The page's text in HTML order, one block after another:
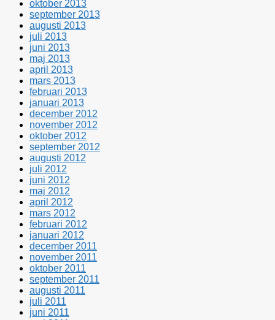
oktober 2013
september 2013
augusti 2013
juli 2013
juni 2013
maj 2013
april 2013
mars 2013
februari 2013
januari 2013
december 2012
november 2012
oktober 2012
september 2012
augusti 2012
juli 2012
juni 2012
maj 2012
april 2012
mars 2012
februari 2012
januari 2012
december 2011
november 2011
oktober 2011
september 2011
augusti 2011
juli 2011
juni 2011